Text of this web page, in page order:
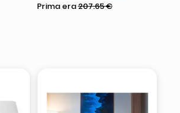
Prima era207.65€